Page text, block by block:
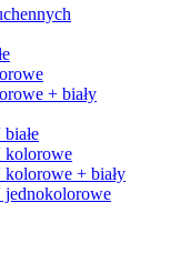
+ biały
kolorowe
+ biały